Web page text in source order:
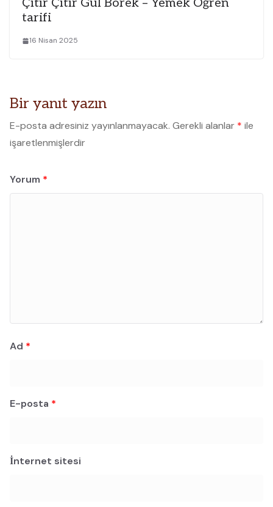
Çıtır Çıtır Gül Börek – Yemek Öğren
tarifi
16 Nisan 2025
Bir yanıt yazın
E-posta adresiniz yayınlanmayacak. Gerekli alanlar * ile
işaretlenmişlerdir
Yorum *
Ad *
E-posta *
İnternet sitesi